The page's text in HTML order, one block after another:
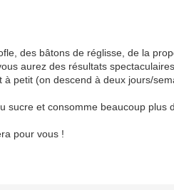
des bâtons de réglisse, de la
aurez des résultats spectaculaires.
petit (on descend à deux jours/
sucre et consomme beaucoup plus
pour vous !